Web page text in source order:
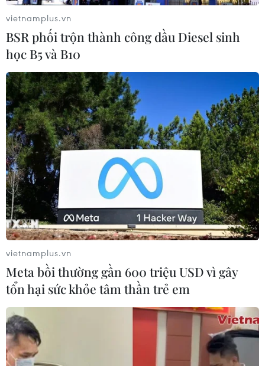
Di dời hộ dân bị ảnh hưởng bụi, mùi
khét, tiếng ồn từ Trung tâm Điện lực
Vĩnh Tân
07/08/2026 07:10
Hà Nội quyết liệt xử lý các "điểm
nghẽn" úng ngập, môi trường đô thị
07/08/2026 06:51
Thu hồi 89 ha đất đấu giá chọn nhà
đầu tư công trình thành phố cảng
hàng không
07/08/2026 06:46
trưởng, hiệu phó khi sắp xếp cơ sở
giáo dục
07/08/2026 05:40
vietnamplus.vn
BSR phối trộn thành công dầu Diesel sinh
học B5 và B10
vietnamplus.vn
Meta bồi thường gần 600 triệu USD vì gây
tổn hại sức khỏe tâm thần trẻ em